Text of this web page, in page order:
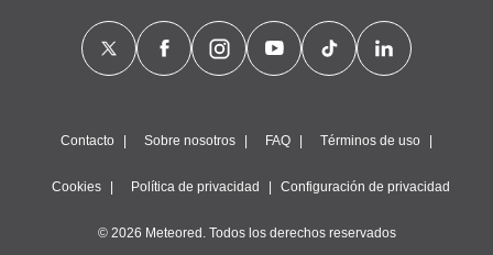
Contacto Sobre nosotros FAQ Términos de uso
Cookies Política de privacidad Configuración de privacidad
© 2026 Meteored. Todos los derechos reservados